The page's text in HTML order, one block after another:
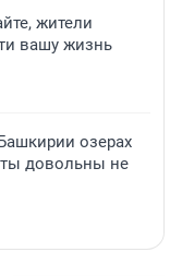
жители
вашу жизнь
озерах
довольны не